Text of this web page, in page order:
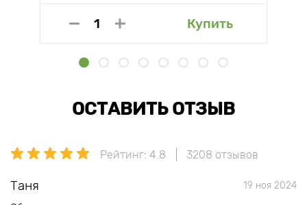
Купить
ОСТАВИТЬ ОТЗЫВ
Рейтинг: 4.8 3208 отзывов
Таня 19 ноя 2024